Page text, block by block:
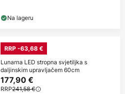
Na lageru
RRP -63,68 €
Lunarna LED stropna svjetiljka s
daljinskim upravljačem 60cm
177,90 €
RRP241,58 €